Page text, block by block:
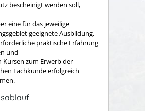
bescheinigt werden soll,
eine für das jeweilige
geeignete Ausbildung,
praktische Erfahrung
und
Kursen zum Erwerb der
Fachkunde erfolgreich